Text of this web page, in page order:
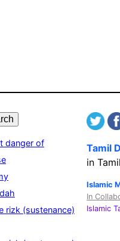
danger of
rizk (sustenance)
Tamil
in Tamil
Islamic
In
Islamic